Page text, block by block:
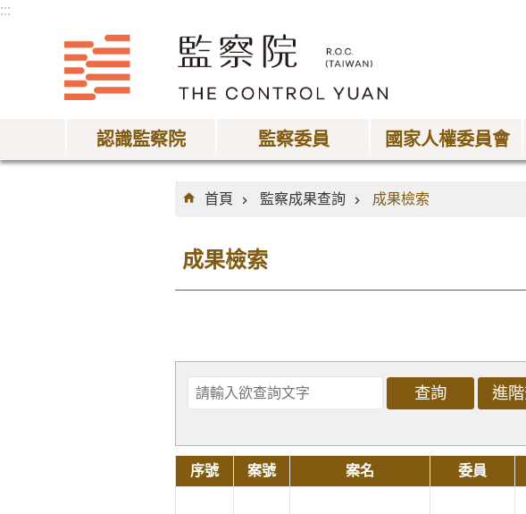
:::
認識監察院 監察委員 國家人權委員會
:::
首頁
監察成果查詢 成果檢索
成果檢索
序號 案號 案名 委員